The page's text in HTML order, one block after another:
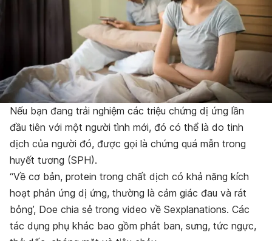
Nếu bạn đang trải nghiệm các triệu chứng dị ứng lần
đầu tiên với một người tình mới, đó có thể là do tinh
dịch của người đó, được gọi là chứng quá mẫn trong
huyết tương (SPH).
“Về cơ bản, protein trong chất dịch có khả năng kích
hoạt phản ứng dị ứng, thường là cảm giác đau và rát
bỏng’, Doe chia sẻ trong video về Sexplanations. Các
tác dụng phụ khác bao gồm phát ban, sưng, tức ngực,